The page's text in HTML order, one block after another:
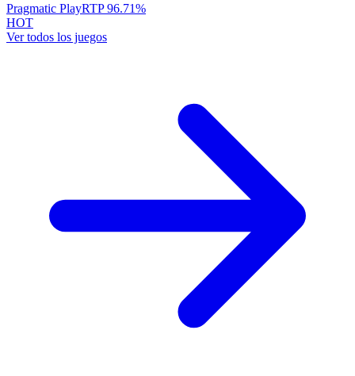
Pragmatic PlayRTP96.71%
HOT
Ver todos los juegos